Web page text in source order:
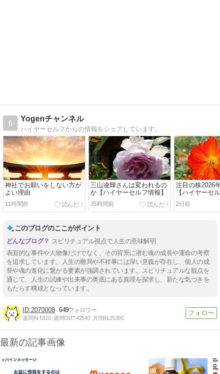
6
Yogenチャンネル
ハイヤーセルフからの情報をシェアしています。
神社でお願いをしない方が
よい理由
11時間前
三山凌輝さんは変われるの
か【ハイヤーセルフ情報】
35時間前
注目の株2026
【ハイヤーセ
2日前
このブログのここがポイント
スピリチュアル視点で人生の意味解明
表面的な事件や人物像だけでなく、その背景に潜む魂の成長や運命の考察
を追求しています。人生の難局や不祥事には深い意義が存在し、個人の成
長や魂の進化に繋がる要素が強調されています。スピリチュアルな観点を
通じて、人生の試練や出来事の奥底にある真理を探求し、新たな気づきを
もたらす構成となっています。
2070008 649
週間IN:5320 週間OUT:42540 月間IN:25390
最新の記事画像